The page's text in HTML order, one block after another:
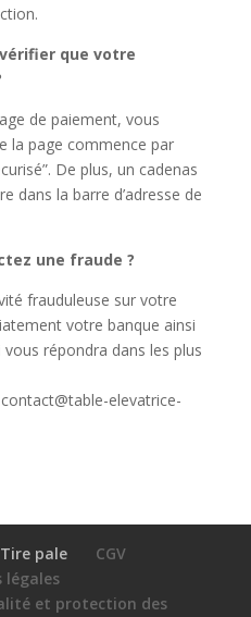
que votre
de paiement, vous
la page commence par
De plus, un cadenas
dans la barre d’adresse de
une fraude ?
frauduleuse sur votre
votre banque ainsi
répondra dans les plus
elevatrice-
Tire pale
CGV
légales
et protection des